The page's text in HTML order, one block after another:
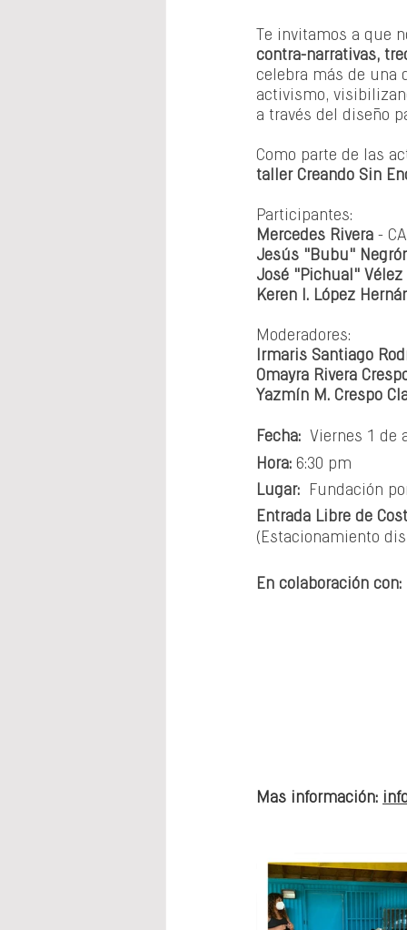
Te invitamos a que
contra-narrativas,
celebra más de una
activismo,
a través del diseño
Como parte de las
taller Creando Sin
Participantes:
Mercedes Rivera -
Jesús "Bubu"
José "Pichual" Vélez
Keren I. López
Moderadores:
Irmaris Santiago
Omayra Rivera
Yazmín M. Crespo
Fecha:
Viernes 1 de
Hora: 6:30 pm
Lugar:
Fundación
Entrada Libre de
(Estacionamiento
En colaboración con:
Mas información: